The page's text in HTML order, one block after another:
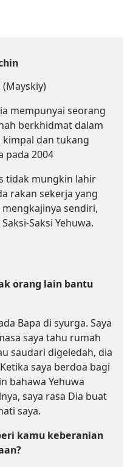
(Mayskiy)
mempunyai seorang
berkhidmat dalam
dan tukang
pada 2004
tidak mungkin lahir
rakan sekerja yang
mengkajinya sendiri,
Saksi Yehuwa.
orang lain bantu
Bapa di syurga. Saya
saya tahu rumah
saudari digeledah, dia
saya berdoa bagi
bahawa Yehuwa
saya rasa Dia buat
saya.
kamu keberanian